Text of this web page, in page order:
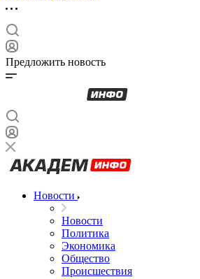
Предложить новость
Новости
Новости
Политика
Экономика
Общество
Происшествия